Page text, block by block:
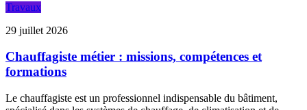
Travaux
29 juillet 2026
Chauffagiste métier : missions, compétences et
formations
Le chauffagiste est un professionnel indispensable du bâtiment,